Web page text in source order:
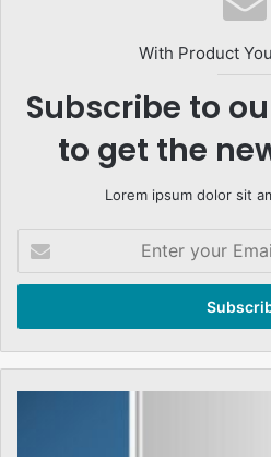
With Product
Subscribe to
to get the
Lorem ipsum dolor sit
your
Email